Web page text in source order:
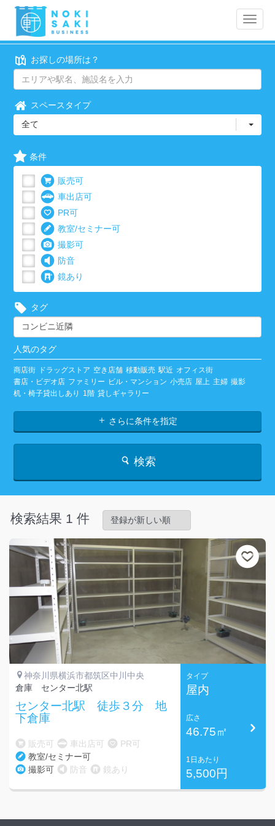
Toggle
お探しの場所は？
スペースタイプ
全て
条件
販売可
車出店可
PR可
教室/セミナー可
撮影可
防音
鏡あり
タグ
人気のタグ
商店街 ドラッグストア 空き店舗 移動販売 駅近 オフィス街
書店・ビデオ店 ファミリー ビル・マンション 小売店 屋上 主婦 撮影
机・椅子貸出しあり
1階 貸しギャラリー
さらに条件を指定
検索
検索結果 1 件
神奈川県横浜市都筑区中川中央
倉庫 センター北駅
センター北駅 徒歩３分 地
下倉庫
販売可 車出店可
PR可
教室/セミナー可
撮影可
防音 鏡あり
タイプ
屋内
広さ
46.75㎡
1日あたり
5,500円